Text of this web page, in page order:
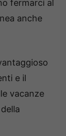
fermarci al
anche
e il
vacanze